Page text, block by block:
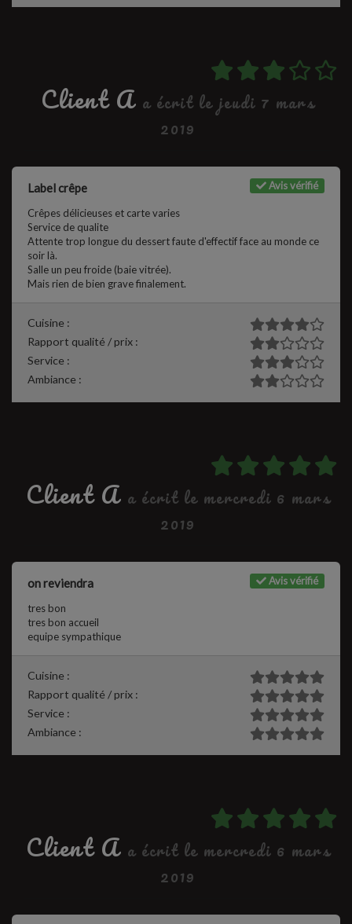
Client A a écrit le jeudi 7 mars
2019
Avis vérifié
Label crêpe
Crêpes délicieuses et carte varies
Service de qualite
Attente trop longue du dessert faute d'effectif face au monde ce
soir là.
Salle un peu froide (baie vitrée).
Mais rien de bien grave finalement.
Cuisine :
Rapport qualité / prix :
Service :
Ambiance :
Client A a écrit le mercredi 6 mars
2019
Avis vérifié
on reviendra
tres bon
tres bon accueil
equipe sympathique
Cuisine :
Rapport qualité / prix :
Service :
Ambiance :
Client A a écrit le mercredi 6 mars
2019